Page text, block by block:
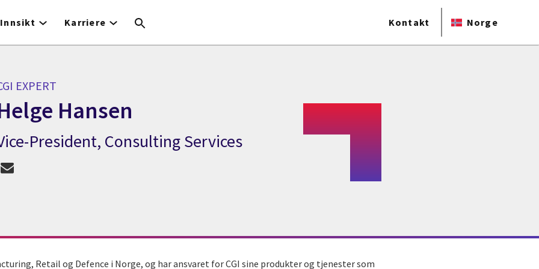
Innsikt Karriere Kontakt Norge
EXPERT
Hansen
Expert Helge Hansen
President, Consulting Services
Retail og Defence i Norge, og har ansvaret for CGI sine produkter og tjenester som